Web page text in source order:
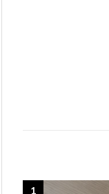
1